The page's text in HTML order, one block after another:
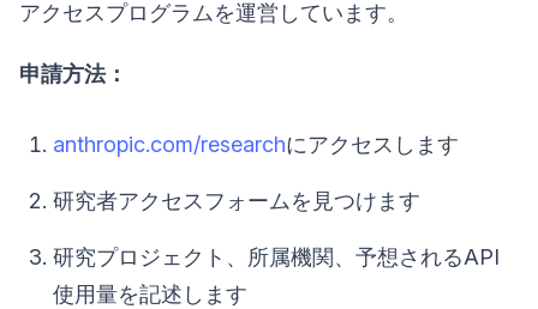
アクセスプログラムを運営しています。
申請方法：
anthropic.com/researchにアクセスします
研究者アクセスフォームを見つけます
研究プロジェクト、所属機関、予想されるAPI
使用量を記述します